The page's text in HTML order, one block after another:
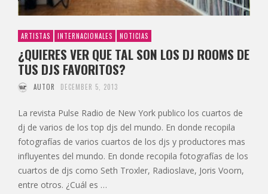
ARTISTAS INTERNACIONALES NOTICIAS
¿QUIERES VER QUE TAL SON LOS DJ ROOMS DE
TUS DJS FAVORITOS?
AUTOR DECEMBER 5, 2013
La revista Pulse Radio de New York publico los cuartos de
dj de varios de los top djs del mundo. En donde recopila
fotografías de varios cuartos de los djs y productores mas
influyentes del mundo. En donde recopila fotografías de los
cuartos de djs como Seth Troxler, Radioslave, Joris Voorn,
entre otros. ¿Cuál es …